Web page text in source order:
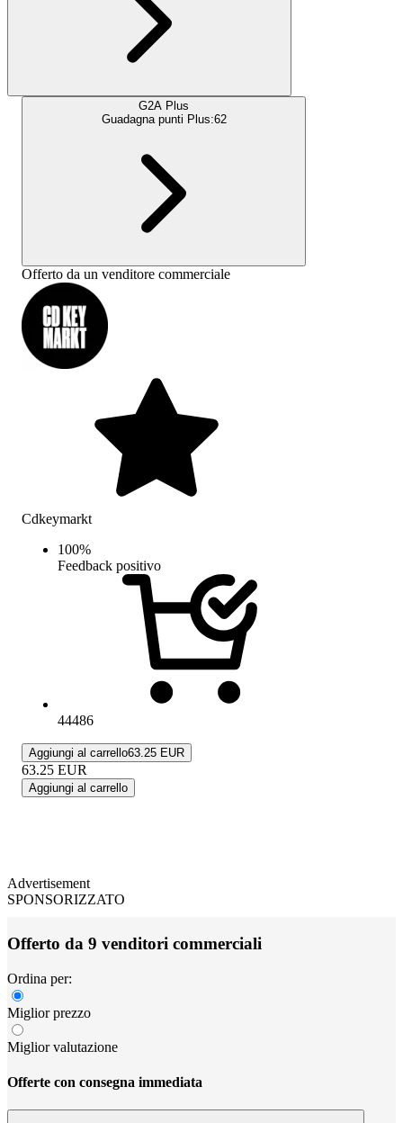
G2A Plus
Guadagna punti Plus:62
Offerto da un venditore commerciale
Cdkeymarkt
100%
Feedback positivo
44486
Aggiungi al carrello63.25 EUR
63.25 EUR
Aggiungi al carrello
Advertisement
SPONSORIZZATO
Offerto da 9 venditori commerciali
Ordina per:
Miglior prezzo
Miglior valutazione
Offerte con consegna immediata